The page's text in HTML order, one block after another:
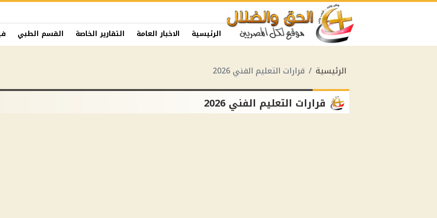
الرئيسية الاخبار العامة التقارير الخاصة القسم الطبي
الرئيسية قرارات التعليم الفني 2026
قرارات التعليم الفني 2026